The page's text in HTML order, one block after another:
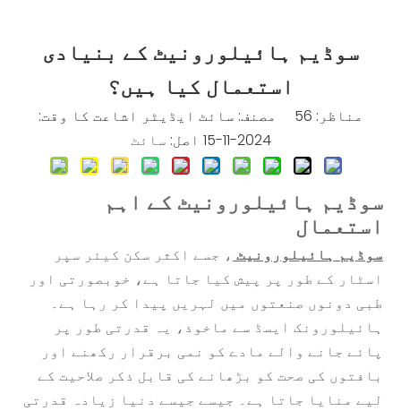
سوڈیم ہائیلورونیٹ کے بنیادی
استعمال کیا ہیں؟
مناظر: 56 مصنف: سائٹ ایڈیٹر اشاعت کا وقت:
2024-11-15 اصل:
سائٹ
سوڈیم ہائیلورونیٹ کے اہم
استعمال
سوڈیم ہائیلورونیٹ ، جسے اکثر سکن کیئر سپر
اسٹار کے طور پر پیش کیا جاتا ہے، خوبصورتی اور
طبی دونوں صنعتوں میں لہریں پیدا کر رہا ہے۔
ہائیلورونک ایسڈ سے ماخوذ، یہ قدرتی طور پر
پائے جانے والے مادے کو نمی برقرار رکھنے اور
بافتوں کی صحت کو بڑھانے کی قابل ذکر صلاحیت کے
لیے منایا جاتا ہے۔ جیسے جیسے دنیا زیادہ قدرتی